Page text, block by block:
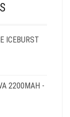
ICEBURST
2200MAH -